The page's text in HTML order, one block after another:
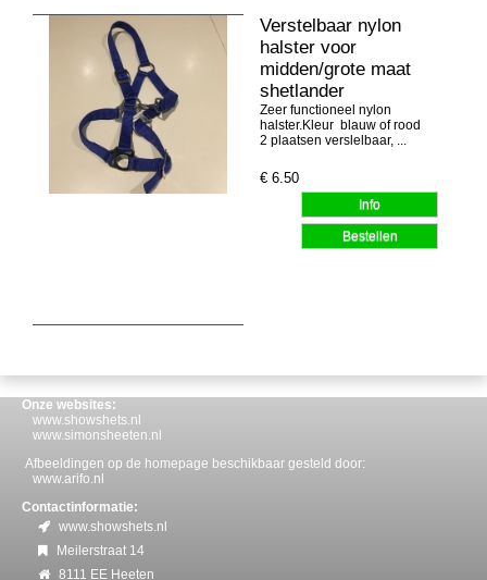
Verstelbaar nylon
halster voor
midden/grote maat
shetlander
Zeer functioneel nylon
halster.Kleur blauw of rood
2 plaatsen verslelbaar, ...
€ 6.50
Onze websites:
www.showshets.nl
www.simonsheeten.nl
Afbeeldingen op de homepage beschikbaar gesteld door:
www.arifo.nl
Contactinformatie:
www.showshets.nl
Meilerstraat 14
8111 EE Heeten